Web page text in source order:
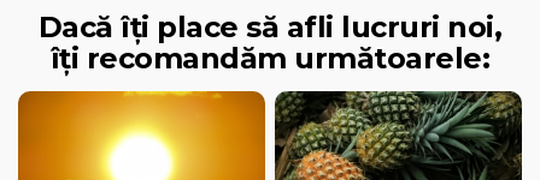
Dacă îți place să afli lucruri noi,
îți recomandăm următoarele: